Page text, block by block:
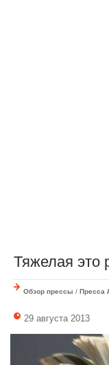
Тяжелая это
Обзор прессы / Пресса
29 августа 2013